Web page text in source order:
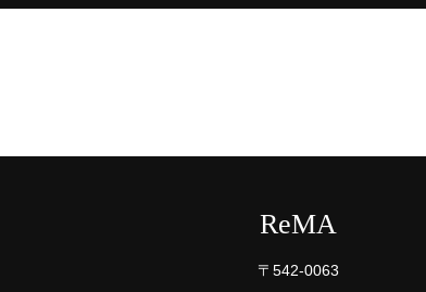
ReMA
〒542-0063